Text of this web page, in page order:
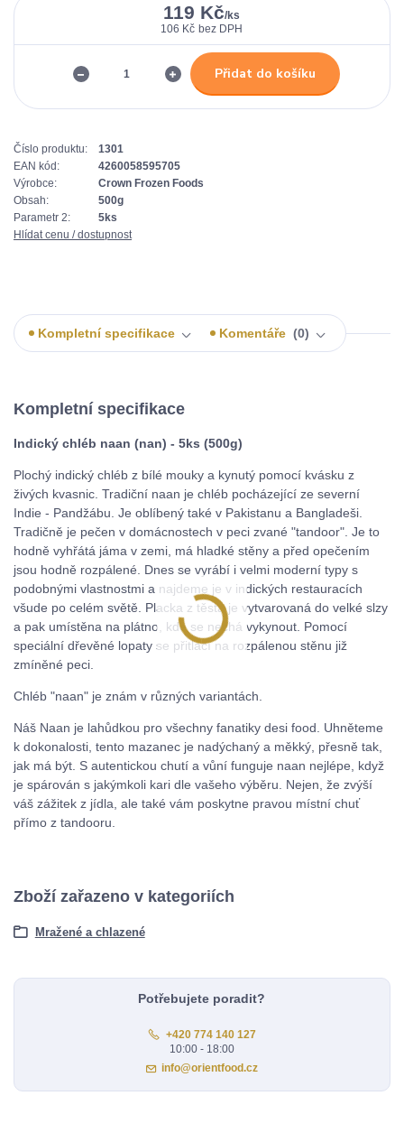
119 Kč/ks
106 Kč bez DPH
Přidat do košíku
Číslo produktu:
1301
EAN kód:
4260058595705
Výrobce:
Crown Frozen Foods
Obsah:
500g
Parametr 2:
5ks
Hlídat cenu / dostupnost
Kompletní specifikace Komentáře 0
Kompletní specifikace
Indický chléb naan (nan) - 5ks (500g)
Plochý indický chléb z bílé mouky a kynutý pomocí kvásku z
živých kvasnic. Tradiční naan je chléb pocházející ze severní
Indie - Pandžábu. Je oblíbený také v Pakistanu a Bangladeši.
Tradičně je pečen v domácnostech v peci zvané "tandoor". Je to
hodně vyhřátá jáma v zemi, má hladké stěny a před opečením
jsou hodně rozpálené. Dnes se vyrábí i velmi moderní typy s
podobnými vlastnostmi a najdeme je v indických restauracích
všude po celém světě. Placka z těsta je vytvarovaná do velké slzy
a pak umístěna na plátno, kde se nechá vykynout. Pomocí
speciální dřevěné lopaty se přitlačí na rozpálenou stěnu již
zmíněné peci.
Chléb "naan" je znám v různých variantách.
Náš Naan je lahůdkou pro všechny fanatiky desi food. Uhněteme
k dokonalosti, tento mazanec je nadýchaný a měkký, přesně tak,
jak má být. S autentickou chutí a vůní funguje naan nejlépe, když
je spárován s jakýmkoli kari dle vašeho výběru. Nejen, že zvýší
váš zážitek z jídla, ale také vám poskytne pravou místní chuť
přímo z tandooru.
Zboží zařazeno v kategoriích
Mražené a chlazené
Potřebujete poradit?
+420 774 140 127
10:00 - 18:00
info@orientfood.cz